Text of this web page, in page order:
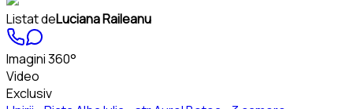
Listat deLuciana Raileanu
Imagini 360°
Video
Exclusiv